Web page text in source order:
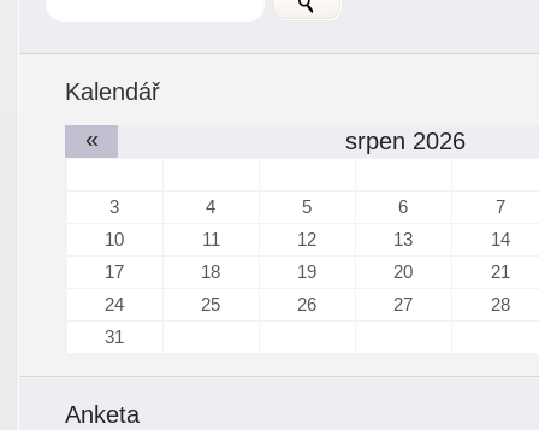
Kalendář
«
srpen 2026
3 4 5 6
7
10
11 12 13
14
17
18 19 20
21
24
25 26 27
28
31
Anketa